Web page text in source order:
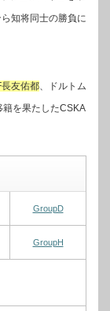
知将同士の勝負に
長友佑都、ドルトム
籍を果たしたCSKA
GroupD
GroupH